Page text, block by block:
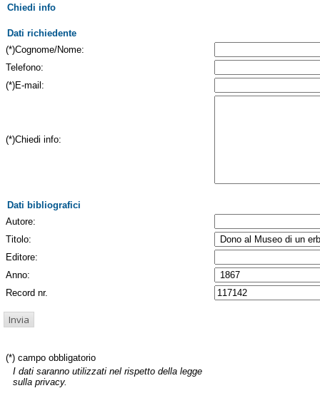
Chiedi info
Dati richiedente
(*)Cognome/Nome:
Telefono:
(*)E-mail:
(*)Chiedi info:
Dati bibliografici
Autore:
Titolo:
Editore:
Anno:
Record nr.
(*) campo obbligatorio
I dati saranno utilizzati nel rispetto della legge
sulla privacy.